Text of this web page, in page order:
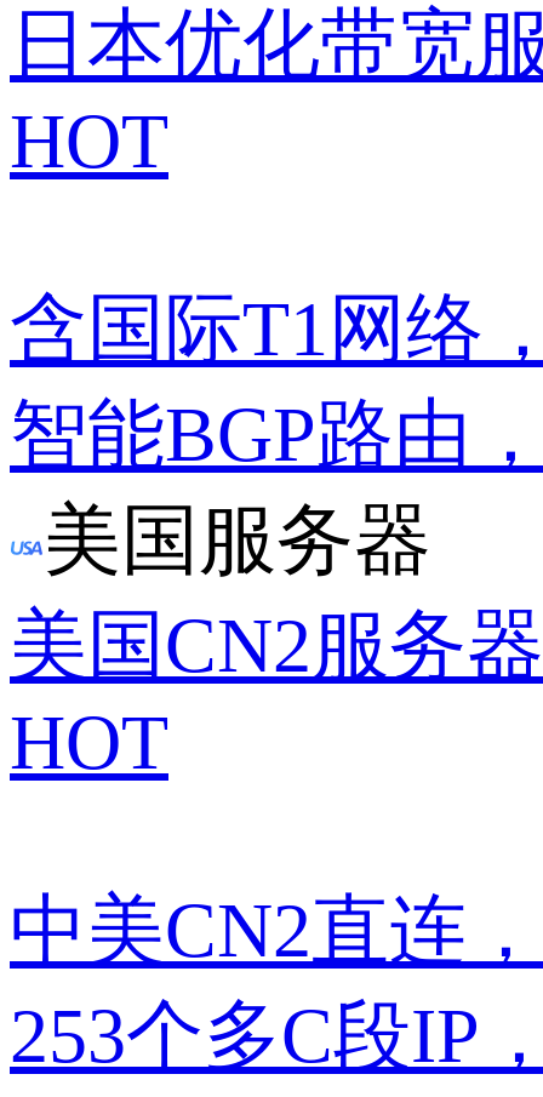
日本优化带宽
HOT
含国际T1网络
智能BGP路由
美国服务器
美国CN2服务器
HOT
中美CN2直连
253个多C段IP